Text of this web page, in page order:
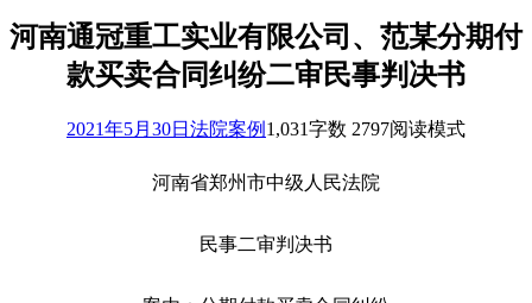
河南通冠重工实业有限公司、范某分期付
款买卖合同纠纷二审民事判决书
2021年5月30日 法院案例 1,031字数 2797阅读模式
河南省郑州市中级人民法院
民事二审判决书